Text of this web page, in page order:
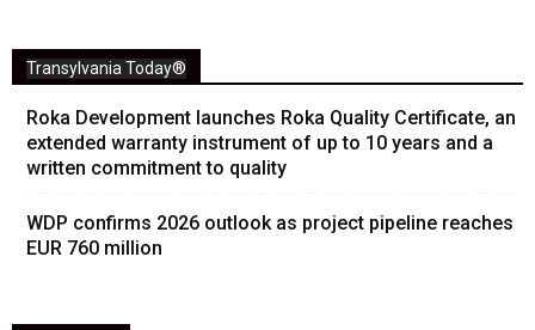
Transylvania Today®
Roka Development launches Roka Quality Certificate, an
extended warranty instrument of up to 10 years and a
written commitment to quality
WDP confirms 2026 outlook as project pipeline reaches
EUR 760 million